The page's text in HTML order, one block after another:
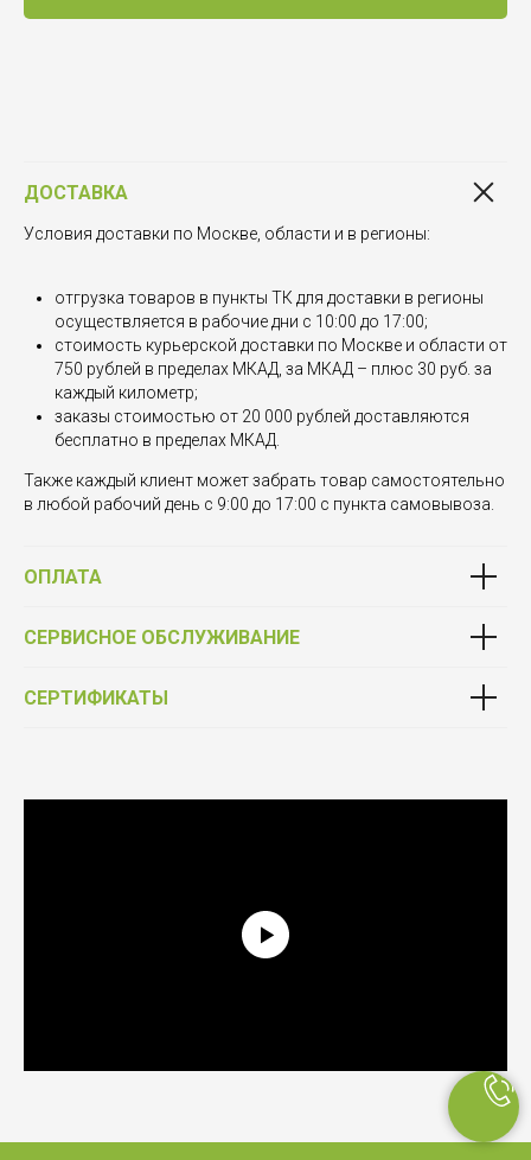
ДОСТАВКА
Условия доставки по Москве, области и в регионы:
отгрузка товаров в пункты ТК для доставки в регионы
осуществляется в рабочие дни с 10:00 до 17:00;
стоимость курьерской доставки по Москве и области от
750 рублей в пределах МКАД, за МКАД – плюс 30 руб. за
каждый километр;
заказы стоимостью от 20 000 рублей доставляются
бесплатно в пределах МКАД.
Также каждый клиент может забрать товар самостоятельно
в любой рабочий день с 9:00 до 17:00 с пункта самовывоза.
ОПЛАТА
СЕРВИСНОЕ ОБСЛУЖИВАНИЕ
СЕРТИФИКАТЫ